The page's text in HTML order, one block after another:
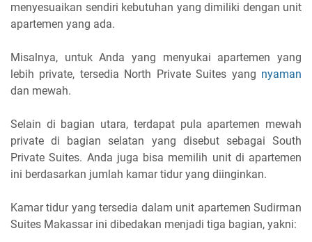
menyesuaikan sendiri kebutuhan yang dimiliki dengan unit
apartemen yang ada.
Misalnya, untuk Anda yang menyukai apartemen yang
lebih private, tersedia North Private Suites yang nyaman
dan mewah.
Selain di bagian utara, terdapat pula apartemen mewah
private di bagian selatan yang disebut sebagai South
Private Suites. Anda juga bisa memilih unit di apartemen
ini berdasarkan jumlah kamar tidur yang diinginkan.
Kamar tidur yang tersedia dalam unit apartemen Sudirman
Suites Makassar ini dibedakan menjadi tiga bagian, yakni: